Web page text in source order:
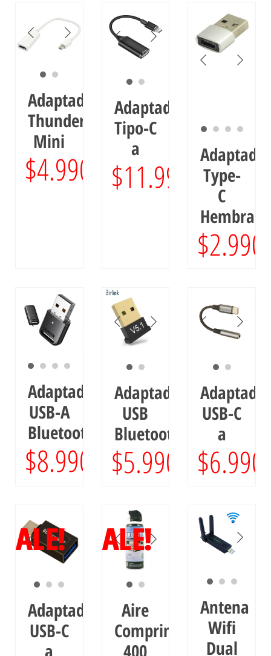
Adaptador
Thunderbolt
Mini
$4.990
Adaptador
Tipo-C
a
$11.990
Type-
C
Hembra
$2.990
Adaptador
USB-A
Bluetooth
$8.990
Adaptador
USB
Bluetooth
$5.990
USB-C
a
$6.990
SALE!
Adaptador
USB-C
a
SALE!
Aire
Comprimido
400
Antena
Wifi
Dual